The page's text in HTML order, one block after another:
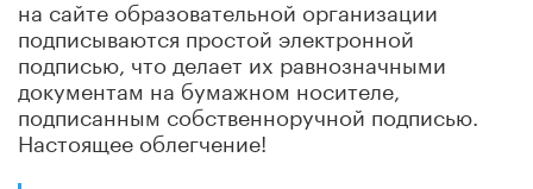
на сайте образовательной организации
подписываются простой электронной
подписью, что делает их равнозначными
документам на бумажном носителе,
подписанным собственноручной подписью.
Настоящее облегчение!